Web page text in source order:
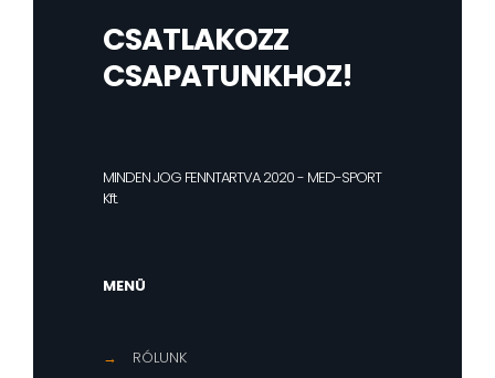
CSATLAKOZZ
CSAPATUNKHOZ!
MINDEN JOG FENNTARTVA 2020 - MED-SPORT
Kft.
MENÜ
→
RÓLUNK